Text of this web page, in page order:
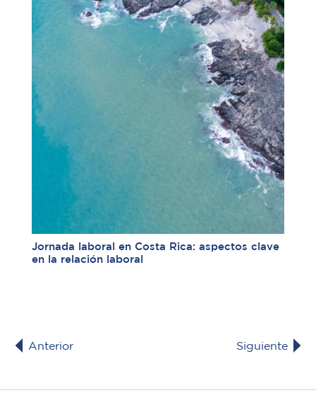
Jornada laboral en Costa Rica: aspectos clave
en la relación laboral
Anterior Siguiente